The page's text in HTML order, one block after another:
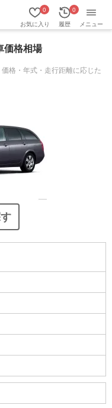
お気に入り
0
履歴
0
メニュー
価格相場
格・年式・走行距離に応じた